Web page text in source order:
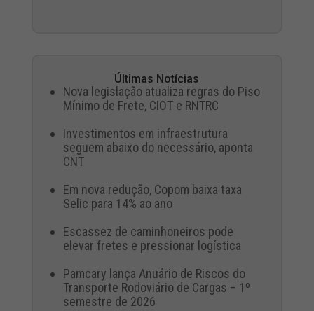
Últimas Notícias
Nova legislação atualiza regras do Piso
Mínimo de Frete, CIOT e RNTRC
Investimentos em infraestrutura
seguem abaixo do necessário, aponta
CNT
Em nova redução, Copom baixa taxa
Selic para 14% ao ano
Escassez de caminhoneiros pode
elevar fretes e pressionar logística
Pamcary lança Anuário de Riscos do
Transporte Rodoviário de Cargas – 1º
semestre de 2026